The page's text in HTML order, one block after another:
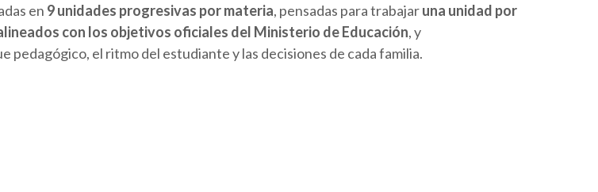
en 9 unidades progresivas por materia, pensadas para trabajaruna unidad por
con los objetivos oficiales del Ministerio de Educación, y
pedagógico, el ritmo del estudiante y las decisiones de cada familia.